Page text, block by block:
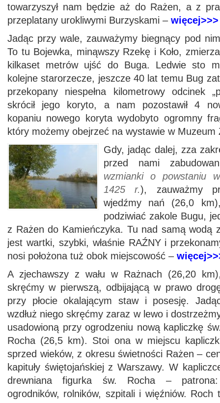
towarzyszył nam będzie aż do Rażen, a z
przeplatany urokliwymi Burzyskami – więcej>>>
Jadąc przy wale, zauważymy biegnący pod
To tu Bojewka, minąwszy Rzekę i Koło,
kilkaset metrów ujść do Buga. Ledwie sto
kolejne starorzecze, jeszcze 40 lat temu Bug
przekopany niespełna kilometrowy odcinek
skrócił jego koryto, a nam pozostawił 4
kopaniu nowego koryta wydobyto ogromny
który możemy obejrzeć na wystawie w Muzeum
Gdy, jadąc dalej, zza
przed nami
wzmianki o powstaniu
1425 r.), zauważmy
wjedźmy nań (26,0
podziwiać zakole Bugu,
z Rażen do Kamieńczyka. Tu nad samą wodą
jest wartki, szybki, właśnie RAŹNY i
nosi położona tuż obok miejscowość –
A zjechawszy z wału w Rażnach (26,20
skręćmy w pierwszą, odbijającą w prawo
przy płocie okalającym staw i posesję.
wzdłuż niego skręćmy zaraz w lewo i
usadowioną przy ogrodzeniu nową kapliczkę
Rocha (26,5 km). Stoi ona w miejscu
sprzed wieków, z okresu świetności Rażen –
kapituły świętojańskiej z Warszawy. W
drewniana figurka św. Rocha –
ogrodników, rolników, szpitali i więźniów. Roch